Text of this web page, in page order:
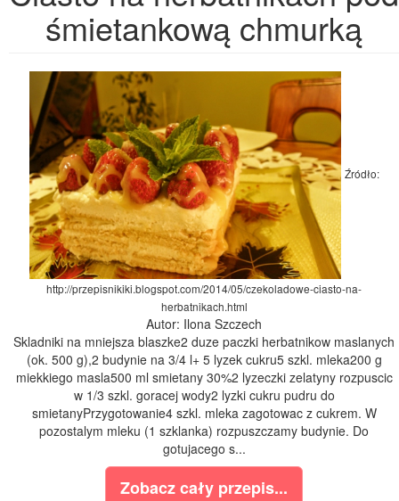
śmietankową chmurką
Źródło:
http://przepisnikiki.blogspot.com/2014/05/czekoladowe-ciasto-na-
herbatnikach.html
Autor: Ilona Szczech
Skladniki na mniejsza blaszke2 duze paczki herbatnikow maslanych
(ok. 500 g),2 budynie na 3/4 l+ 5 lyzek cukru5 szkl. mleka200 g
miekkiego masla500 ml smietany 30%2 lyzeczki zelatyny rozpuscic
w 1/3 szkl. goracej wody2 lyzki cukru pudru do
smietanyPrzygotowanie4 szkl. mleka zagotowac z cukrem. W
pozostalym mleku (1 szklanka) rozpuszczamy budynie. Do
gotujacego s...
Zobacz cały przepis...